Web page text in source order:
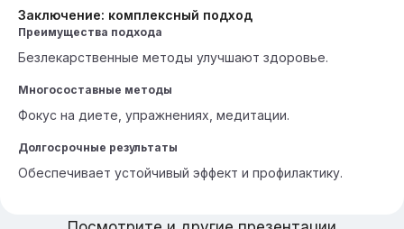
Заключение: комплексный подход
Преимущества подхода
Безлекарственные методы улучшают здоровье.
Многосоставные методы
Фокус на диете, упражнениях, медитации.
Долгосрочные результаты
Обеспечивает устойчивый эффект и профилактику.